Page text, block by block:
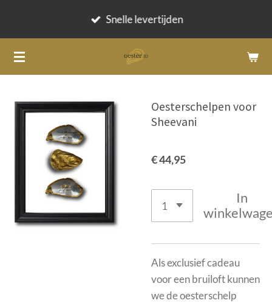
de
Snelle levertijden
Oesterschelpen voor
Sheevani
€ 44,95
In
Als exclusief cadeau
voor een bruiloft kunnen
we de oesterschelp